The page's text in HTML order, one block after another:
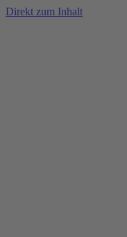
Direkt zum Inhalt